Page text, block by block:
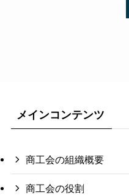
メインコンテンツ
商工会の組織概要
商工会の役割